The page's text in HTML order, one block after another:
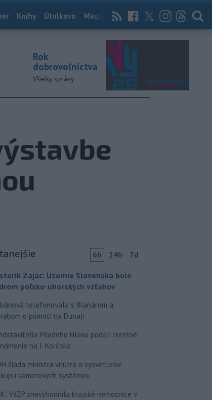
Knihy Útulkovo Magazín News Now Archív
Rok
dobrovoľníctva
Všetky správy
6h 24h 7d
Zajac: Územie Slovenska bolo
poľsko-uhorských vzťahov
telefonovala s Blanárom a
o pomoci na Dunaji
Mladého Hlasu podali trestné
na I. Korčoka
žiada ministra vnútra o vysvetlenie
kamerových systémov
VšZP znevýhodnila krajské nemocnice v